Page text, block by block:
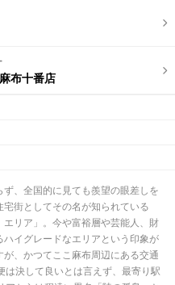
を変更
布十番店
ず、全国的に見ても羨望の眼差しを
宅街としてその名が知られている
エリア」。今や富裕層や芸能人、財
ハイグレードなエリアという印象が
が、かつてここ麻布周辺にある交通
決して良いとは言えず、最寄り駅